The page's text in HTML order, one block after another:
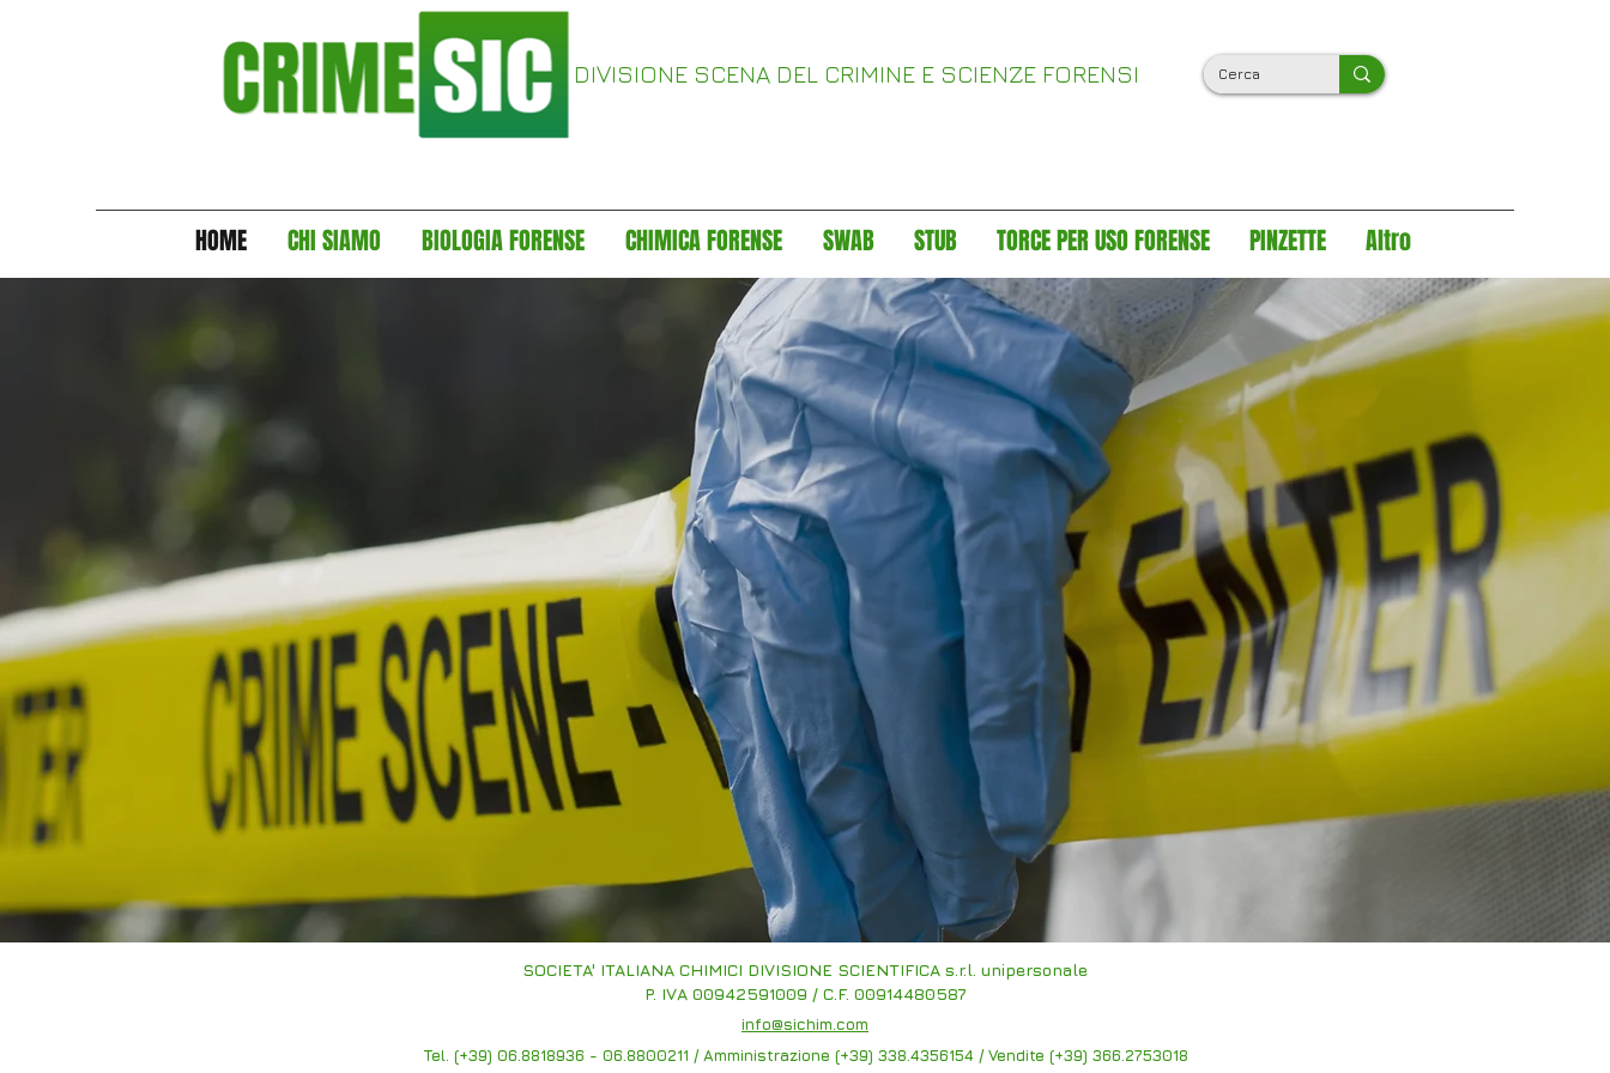
DIVISIONE SCENA DEL CRIMINE E SCIENZE FORENSI
HOME CHI SIAMO BIOLOGIA FORENSE CHIMICA FORENSE SWAB STUB TORCE PER USO FORENSE PINZETTE Altro
SOCIETA' ITALIANA CHIMICI DIVISIONE SCIENTIFICA s.r.l. unipersonale
P. IVA 00942591009 / C.F. 00914480587
info@sichim.com
Tel. (+39) 06.8818936 - 06.8800211 / Amministrazione (+39) 338.4356154 / Vendite (+39) 366.2753018